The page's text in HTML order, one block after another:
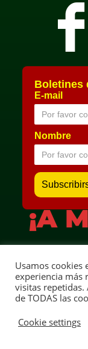
Boletines
E-mail
Nombre
¡A
Usamos cookies
experiencia más
visitas repetidas.
de TODAS las
Cookie settings